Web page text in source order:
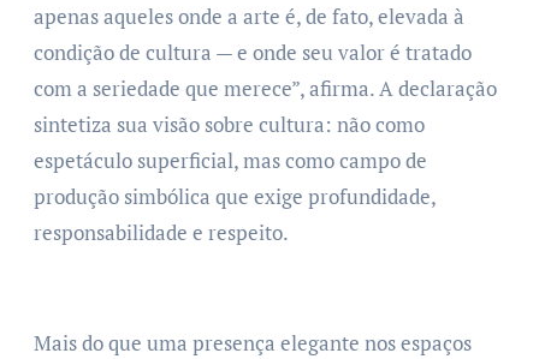
apenas aqueles onde a arte é, de fato, elevada à
condição de cultura — e onde seu valor é tratado
com a seriedade que merece”, afirma. A declaração
sintetiza sua visão sobre cultura: não como
espetáculo superficial, mas como campo de
produção simbólica que exige profundidade,
responsabilidade e respeito.
Mais do que uma presença elegante nos espaços